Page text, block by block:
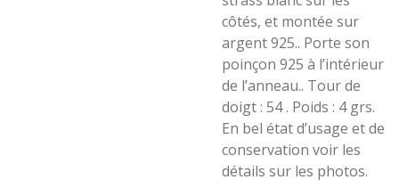
côtés, et montée sur
argent 925.. Porte son
poinçon 925 à l’intérieur
de l’anneau.. Tour de
doigt : 54. Poids : 4 grs.
En bel état d’usage et de
conservation voir les
détails sur les photos.